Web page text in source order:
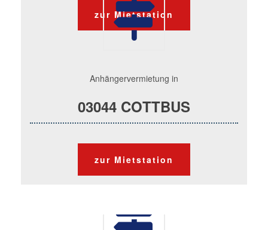
zur Mietstation
Anhängervermietung in
03044 COTTBUS
zur Mietstation